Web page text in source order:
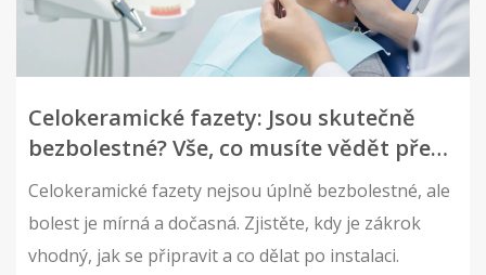
Celokeramické fazety: Jsou skutečně
bezbolestné? Vše, co musíte vědět před
rozhodnutím
Celokeramické fazety nejsou úplně bezbolestné, ale
bolest je mírná a dočasná. Zjistěte, kdy je zákrok
vhodný, jak se připravit a co dělat po instalaci.